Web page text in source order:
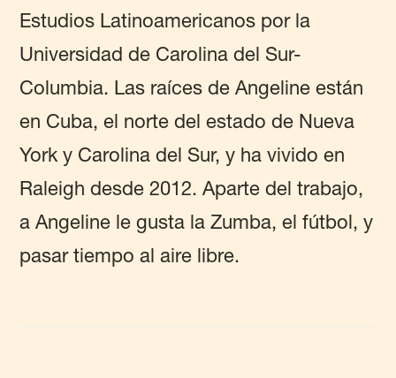
Estudios Latinoamericanos por la
Universidad de Carolina del Sur-
Columbia. Las raíces de Angeline están
en Cuba, el norte del estado de Nueva
York y Carolina del Sur, y ha vivido en
Raleigh desde 2012. Aparte del trabajo,
a Angeline le gusta la Zumba, el fútbol, y
pasar tiempo al aire libre.